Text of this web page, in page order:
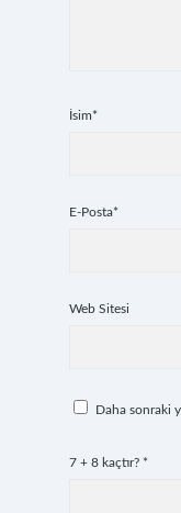
İsim*
E-Posta*
Web Sitesi
Daha sonraki
7 + 8 kaçtır? *